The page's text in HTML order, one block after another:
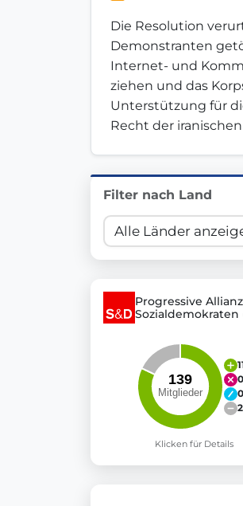
Innovation in
Check Some Votes (CSV),
Get Involved
Become a member:Join us to
Volunteer:
Die Resolution
Demonstranten
Internet- und
ziehen und das
Unterstützung für
Recht der
Filter nach Land
Progressive
Sozialdemokraten
0
0
Klicken für Details